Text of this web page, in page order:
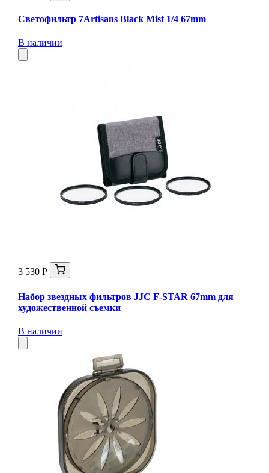
Светофильтр 7Artisans Black Mist 1/4 67mm
В наличии
3 530 Р
Набор звездных фильтров JJC F-STAR 67mm для
художественной съемки
В наличии